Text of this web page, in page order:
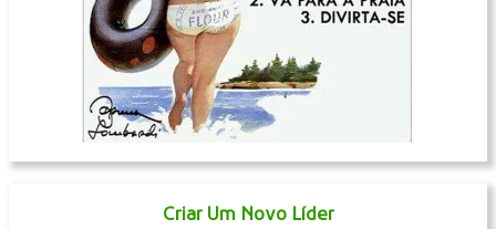
Criar Um Novo Líder